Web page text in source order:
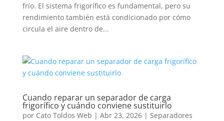
frío. El sistema frigorífico es fundamental, pero su
rendimiento también está condicionado por cómo
circula el aire dentro de...
Cuando reparar un separador de carga
frigorífico y cuándo conviene sustituirlo
por Cato Toldos Web | Abr 23, 2026| Separadores